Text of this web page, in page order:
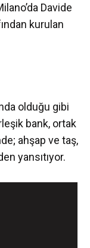
Davide
kurulan
olduğu gibi
bank, ortak
ahşap ve taş,
yansıtıyor.